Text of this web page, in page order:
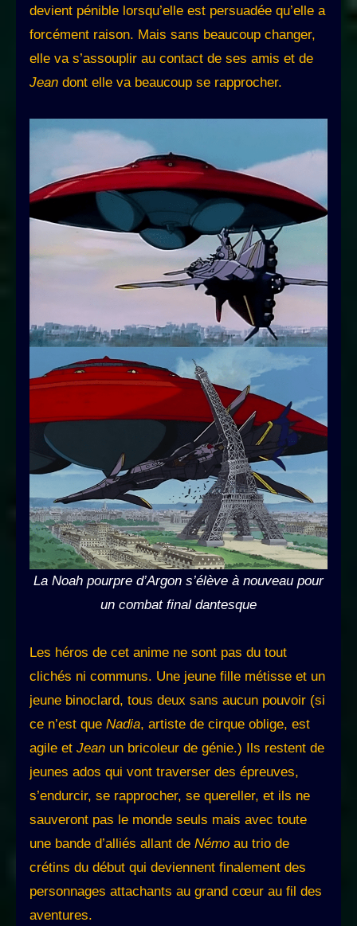
devient pénible lorsqu’elle est persuadée qu’elle a
forcément raison. Mais sans beaucoup changer,
elle va s’assouplir au contact de ses amis et de
Jean dont elle va beaucoup se rapprocher.
La Noah pourpre d’Argon s’élève à nouveau pour
un combat final dantesque
Les héros de cet anime ne sont pas du tout
clichés ni communs. Une jeune fille métisse et un
jeune binoclard, tous deux sans aucun pouvoir (si
ce n’est que Nadia, artiste de cirque oblige, est
agile et Jean un bricoleur de génie.) Ils restent de
jeunes ados qui vont traverser des épreuves,
s’endurcir, se rapprocher, se quereller, et ils ne
sauveront pas le monde seuls mais avec toute
une bande d’alliés allant de Némo au trio de
crétins du début qui deviennent finalement des
personnages attachants au grand cœur au fil des
aventures.